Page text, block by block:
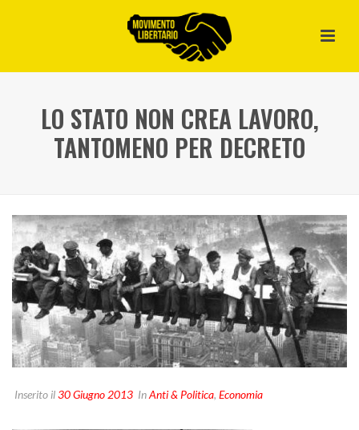
LO STATO NON CREA LAVORO,
TANTOMENO PER DECRETO
Inserito il30 Giugno 2013 InAnti & Politica, Economia